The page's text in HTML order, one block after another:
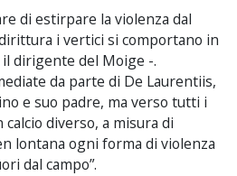
di estirpare la violenza dal
i vertici si comportano in
dirigente del Moige -.
da parte di De Laurentiis,
e suo padre, ma verso tutti i
diverso, a misura di
lontana ogni forma di violenza
dal campo”.